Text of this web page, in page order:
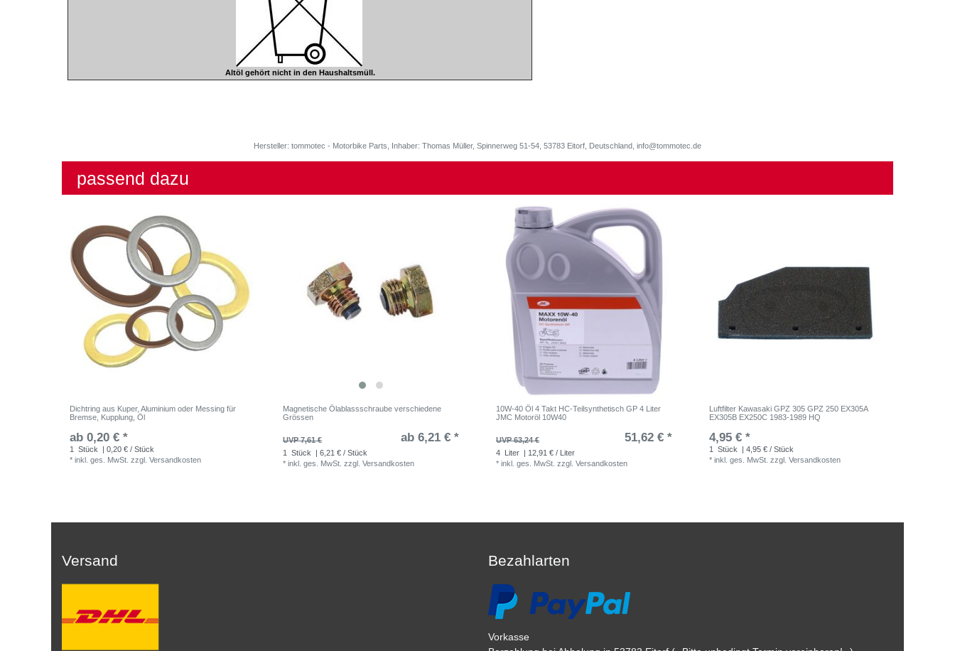
Altöl gehört nicht in den Haushaltsmüll.
Hersteller: tommotec - Motorbike Parts, Inhaber: Thomas Müller, Spinnerweg 51-54, 53783 Eitorf, Deutschland, info@tommotec.de
passend dazu
Dichtring aus Kuper, Aluminium oder Messing für
Bremse, Kupplung, Öl
ab 0,20 € *
1 Stück
| 0,20 € / Stück
*inkl. ges. MwSt. zzgl.Versandkosten
Magnetische Ölablassschraube verschiedene
Grössen
UVP 7,61 € ab 6,21 € *
1 Stück
| 6,21 € / Stück
*inkl. ges. MwSt. zzgl.Versandkosten
10W-40 Öl 4 Takt HC-Teilsynthetisch GP 4 Liter
JMC Motoröl 10W40
UVP 63,24 € 51,62 € *
4 Liter
| 12,91 € / Liter
*inkl. ges. MwSt. zzgl.Versandkosten
Luftfilter Kawasaki GPZ 305 GPZ 250 EX305A
EX305B EX250C 1983-1989 HQ
4,95 € *
1 Stück
| 4,95 € / Stück
*inkl. ges. MwSt. zzgl.Versandkosten
Versand Bezahlarten
Vorkasse